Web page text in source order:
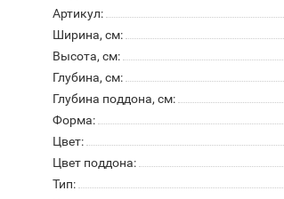
Артикул:
Ширина, см:
Высота, см:
Глубина, см:
Глубина поддона, см:
Форма:
Цвет:
Цвет поддона:
Тип: